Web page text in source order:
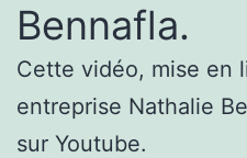
Bennafla.
Cette vidéo, mise en
entreprise Nathalie
sur Youtube.